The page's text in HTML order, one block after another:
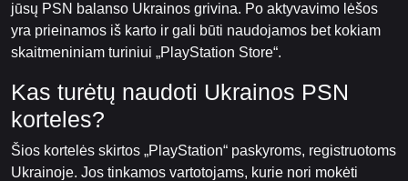
jūsų PSN balanso Ukrainos grivina. Po aktyvavimo lėšos
yra prieinamos iš karto ir gali būti naudojamos bet kokiam
skaitmeniniam turiniui „PlayStation Store“.
Kas turėtų naudoti Ukrainos PSN
korteles?
Šios kortelės skirtos „PlayStation“ paskyroms, registruotoms
Ukrainoje. Jos tinkamos vartotojams, kurie nori mokėti